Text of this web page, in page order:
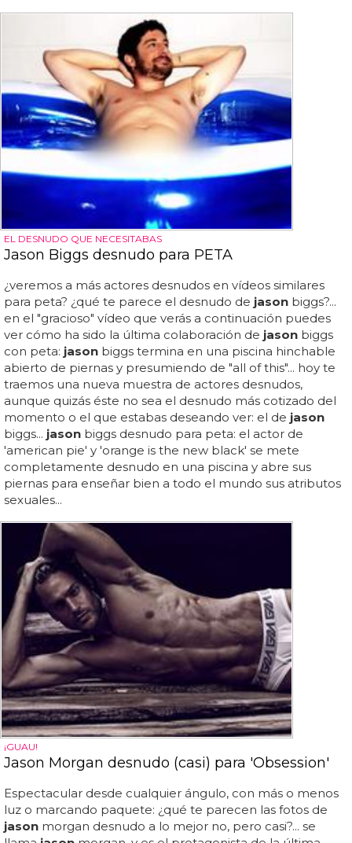
EL DESNUDO QUE NECESITABAS
Jason Biggs desnudo para PETA
¿veremos a más actores desnudos en vídeos similares
para peta? ¿qué te parece el desnudo de jason biggs?...
en el "gracioso" vídeo que verás a continuación puedes
ver cómo ha sido la última colaboración de jason biggs
con peta: jason biggs termina en una piscina hinchable
abierto de piernas y presumiendo de "all of this"... hoy te
traemos una nueva muestra de actores desnudos,
aunque quizás éste no sea el desnudo más cotizado del
momento o el que estabas deseando ver: el de jason
biggs... jason biggs desnudo para peta: el actor de
'american pie' y 'orange is the new black' se mete
completamente desnudo en una piscina y abre sus
piernas para enseñar bien a todo el mundo sus atributos
sexuales...
¡GUAU!
Jason Morgan desnudo (casi) para 'Obsession'
Espectacular desde cualquier ángulo, con más o menos
luz o marcando paquete: ¿qué te parecen las fotos de
jason morgan desnudo a lo mejor no, pero casi?... se